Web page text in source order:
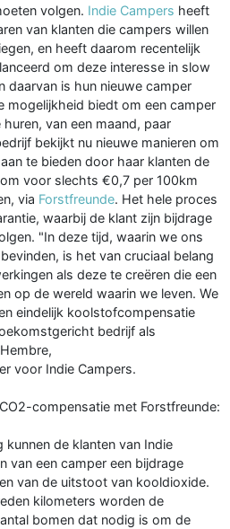
volgen. Indie Campers heeft
van klanten die campers willen
en heeft daarom recentelijk
om deze interesse in slow
daarvan is hun nieuwe camper
mogelijkheid biedt om een camper
van een maand, paar
bekijkt nu nieuwe manieren om
te bieden door haar klanten de
voor slechts €0,7 per 100km
via Forstfreunde. Het hele proces
waarbij de klant zijn bijdrage
"In deze tijd, waarin we ons
is het van cruciaal belang
als deze te creëren die een
op de wereld waarin we leven. We
eindelijk koolstofcompensatie
bedrijf als
voor Indie Campers.
CO2-compensatie met Forstfreunde:
kunnen de klanten van Indie
van een camper een bijdrage
van de uitstoot van kooldioxide.
kilometers worden de
bomen dat nodig is om de